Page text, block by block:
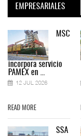
EMPRESARIALES
MSC
incorpora servicio
PAMEX en ...
12 JUL 2026
READ MORE
SSA